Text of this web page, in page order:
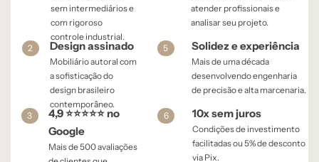
sem intermediários e
com rigoroso
controle industrial.
atender profissionais e
analisar seu projeto.
2 Design assinado
Mobiliário autoral com
a sofisticação do
design brasileiro
contemporâneo.
5 Solidez e experiência
Mais de uma década
desenvolvendo engenharia
de precisão e alta marcenaria.
3
4,9 ⭐⭐⭐⭐⭐ no
Google
Mais de 500 avaliações
6 10x sem juros
Condições de investimento
facilitadas ou 5% de desconto
via Pix.